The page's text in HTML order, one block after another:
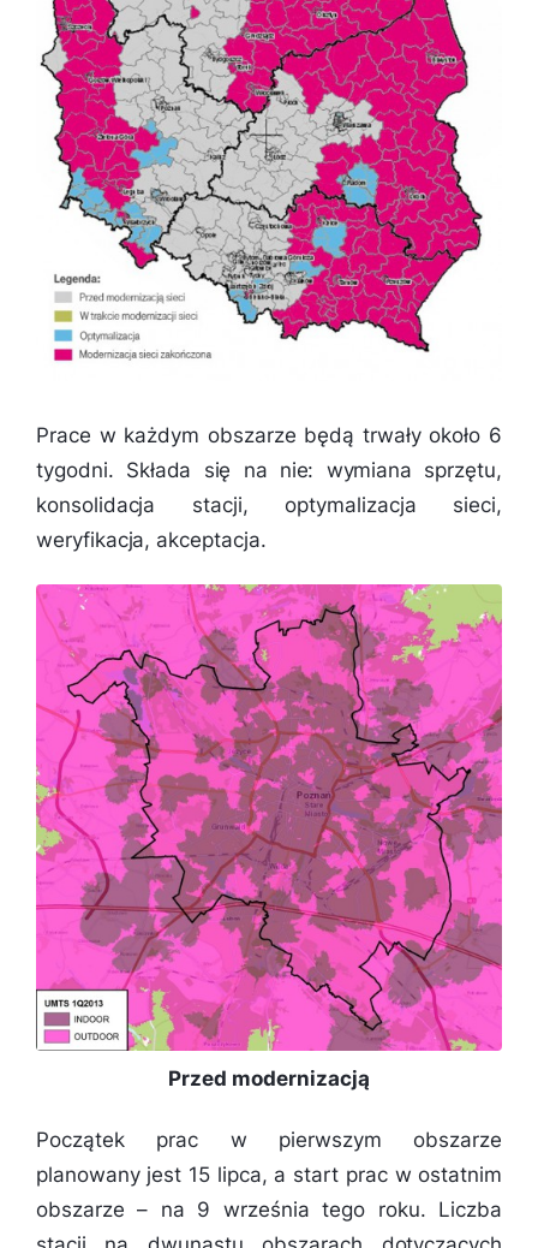
Prace w każdym obszarze będą trwały około 6
tygodni. Składa się na nie: wymiana sprzętu,
konsolidacja stacji, optymalizacja sieci,
weryfikacja, akceptacja.
Przed modernizacją
Początek prac w pierwszym obszarze
planowany jest 15 lipca, a start prac w ostatnim
obszarze – na 9 września tego roku. Liczba